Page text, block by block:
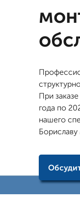
При
года по
нашего